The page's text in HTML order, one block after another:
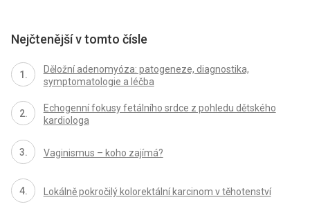
Nejčtenější v tomto čísle
Děložní adenomyóza: patogeneze, diagnostika,
symptomatologie a léčba
Echogenní fokusy fetálního srdce z pohledu dětského
kardiologa
Vaginismus – koho zajímá?
Lokálně pokročilý kolorektální karcinom v těhotenství